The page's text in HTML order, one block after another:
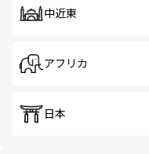
中近東
アフリカ
日本